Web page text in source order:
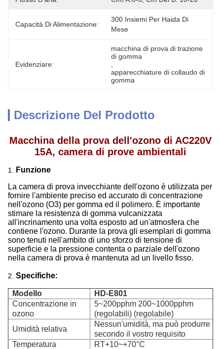
Capacità Di Alimentazione:
300 Insiemi Per Haida Di
Mese
Evidenziare:
macchina di prova di trazione
di gomma
apparecchiature di collaudo di
gomma
Descrizione Del Prodotto
Macchina della prova dell'ozono di AC220V
15A, camera di prove ambientali
1.
Funzione
La camera di prova invecchiante dell'ozono è utilizzata per
fornire l'ambiente preciso ed accurato di concentrazione
nell'ozono (O3) per gomma ed il polimero. È importante
stimare la resistenza di gomma vulcanizzata
all'incrinamento una volta esposto ad un'atmosfera che
contiene l'ozono. Durante la prova gli esemplari di gomma
sono tenuti nell'ambito di uno sforzo di tensione di
superficie e la pressione contenta o parziale dell'ozono
nella camera di prova è mantenuta ad un livello fisso.
2. Specifiche:
Modello
HD-E801
Concentrazione in
ozono
5~200pphm 200~1000pphm
(regolabili) (regolabile)
Umidità relativa
Nessun'umidità, ma può produrre
secondo il vostro requisito
Temperatura
RT+10~+70°C